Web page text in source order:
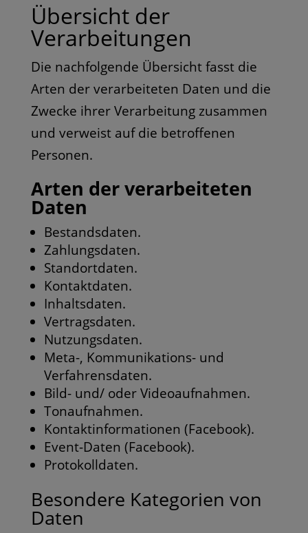
Übersicht der
Verarbeitungen
Die nachfolgende Übersicht fasst die
Arten der verarbeiteten Daten und die
Zwecke ihrer Verarbeitung zusammen
und verweist auf die betroffenen
Personen.
Arten der verarbeiteten
Daten
Bestandsdaten.
Zahlungsdaten.
Standortdaten.
Kontaktdaten.
Inhaltsdaten.
Vertragsdaten.
Nutzungsdaten.
Meta-, Kommunikations- und
Verfahrensdaten.
Bild- und/ oder Videoaufnahmen.
Tonaufnahmen.
Kontaktinformationen (Facebook).
Event-Daten (Facebook).
Protokolldaten.
Besondere Kategorien von
Daten